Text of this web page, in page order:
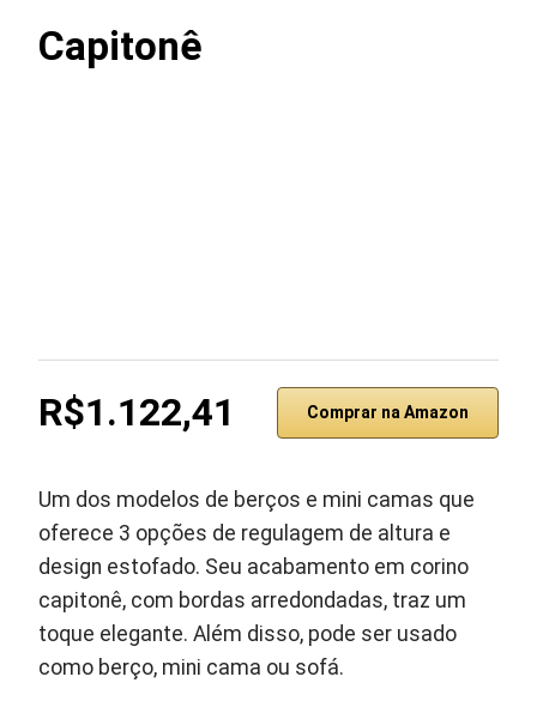
Capitonê
R$1.122,41 Comprar na Amazon
Um dos modelos de berços e mini camas que
oferece 3 opções de regulagem de altura e
design estofado. Seu acabamento em corino
capitonê, com bordas arredondadas, traz um
toque elegante. Além disso, pode ser usado
como berço, mini cama ou sofá.